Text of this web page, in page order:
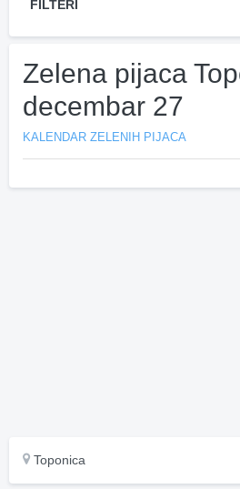
FILTERI
Zelena pijaca
decembar 27
KALENDAR ZELENIH PIJACA
Toponica